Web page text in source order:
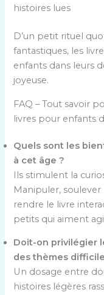
histoires lues
D’un petit rituel
fantastiques, les
enfants dans leurs
joyeuse.
FAQ – Tout savoir
livres pour enfants
Quels sont les
à cet âge ?
Ils stimulent la
Manipuler, soulever
rendre le livre
petits qui aiment
Doit-on privilégier
des thèmes
Un dosage entre
histoires légères